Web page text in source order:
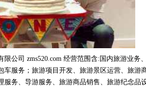
公司 zms520.com 经营范围含:国内旅游业务
服务；旅游项目开发、旅游景区运营、旅游
务、导游服务、旅游商品销售、旅游纪念品